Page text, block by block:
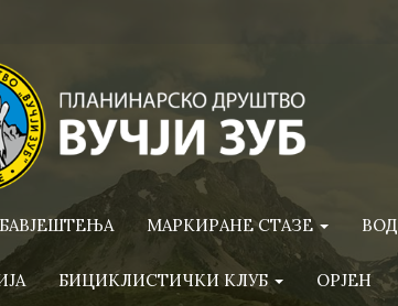
МАРКИРАНЕ СТАЗЕ
БИЦИКЛИСТИЧКИ КЛУБ ОРЈЕН